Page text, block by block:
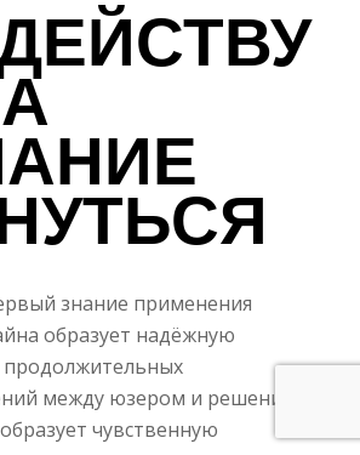
знание применения
образует надёжную
между юзером и решением.
чувственную